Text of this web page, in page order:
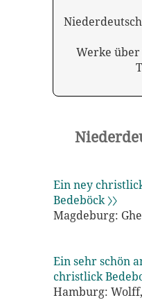
Werke
Ein ney
Bedeböck 〉〉
Magdeburg:
Ein sehr schön
christlick
Hamburg: